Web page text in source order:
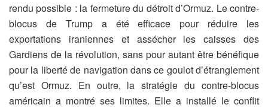
rendu possible : la fermeture du détroit d’Ormuz. Le contre-
blocus de Trump a été efficace pour réduire les
exportations iraniennes et assécher les caisses des
Gardiens de la révolution, sans pour autant être bénéfique
pour la liberté de navigation dans ce goulot d’étranglement
qu’est Ormuz. En outre, la stratégie du contre-blocus
américain a montré ses limites. Elle a installé le conflit